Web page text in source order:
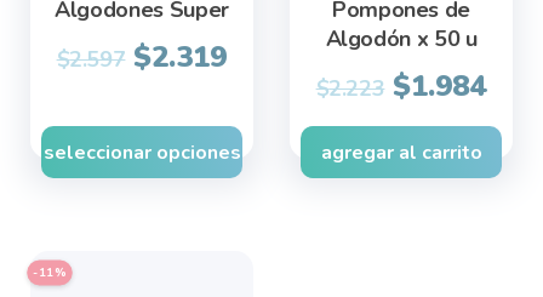
Algodones Super
$2.597 $2.319
seleccionar opciones
the
product
Pompones de
Algodón x 50 u
$2.223 Original
price
was:
$2.223.
$1.984
is:
agregar al carrito
-11%
This